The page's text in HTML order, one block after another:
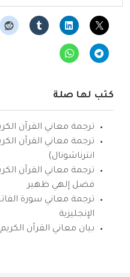
كتب لها صلة
ترجمة معاني القرآن
ترجمة معاني القرآن
انترناشونال)
ترجمة معاني القرآن
فضل إلهي ظهير
ترجمة معاني سورة
الإنجليزية
بيان معاني القرآن الكريم